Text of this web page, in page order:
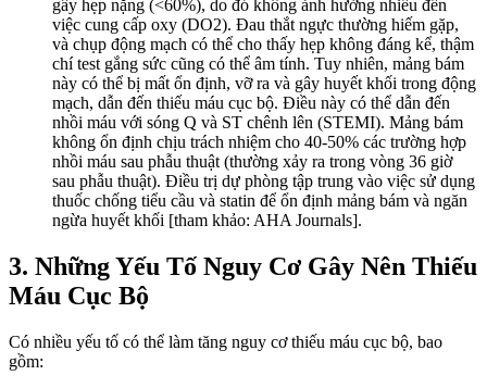
gây hẹp nặng (<60%), do đó không ảnh hưởng nhiều đến
việc cung cấp oxy (DO2). Đau thắt ngực thường hiếm gặp,
và chụp động mạch có thể cho thấy hẹp không đáng kể, thậm
chí test gắng sức cũng có thể âm tính. Tuy nhiên, mảng bám
này có thể bị mất ổn định, vỡ ra và gây huyết khối trong động
mạch, dẫn đến thiếu máu cục bộ. Điều này có thể dẫn đến
nhồi máu với sóng Q và ST chênh lên (STEMI). Mảng bám
không ổn định chịu trách nhiệm cho 40-50% các trường hợp
nhồi máu sau phẫu thuật (thường xảy ra trong vòng 36 giờ
sau phẫu thuật). Điều trị dự phòng tập trung vào việc sử dụng
thuốc chống tiểu cầu và statin để ổn định mảng bám và ngăn
ngừa huyết khối [tham khảo: AHA Journals].
3. Những Yếu Tố Nguy Cơ Gây Nên Thiếu
Máu Cục Bộ
Có nhiều yếu tố có thể làm tăng nguy cơ thiếu máu cục bộ, bao
gồm: